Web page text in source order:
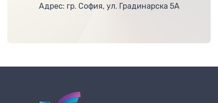
Адрес: гр. София, ул. Градинарска 5А